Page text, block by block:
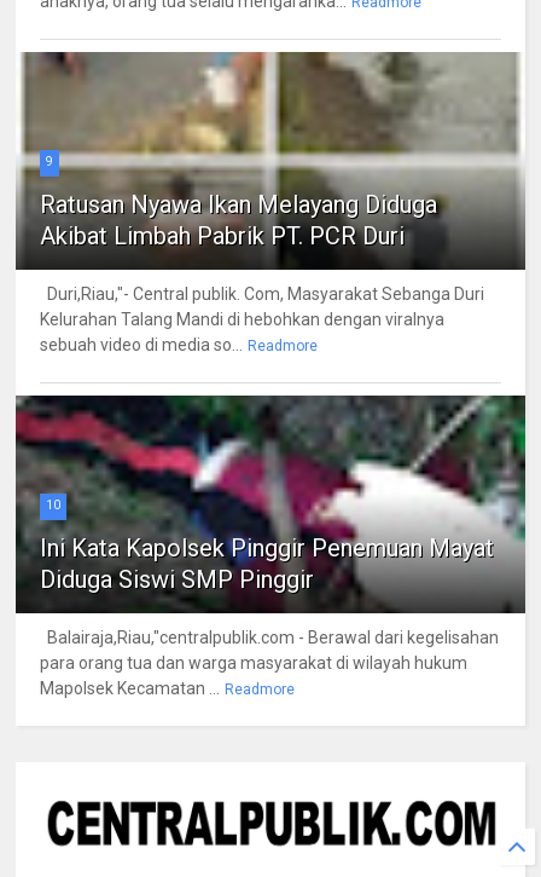
9
Ratusan Nyawa Ikan Melayang Diduga
Akibat Limbah Pabrik PT. PCR Duri
Duri,Riau,"- Central publik. Com, Masyarakat Sebanga Duri
Kelurahan Talang Mandi di hebohkan dengan viralnya
sebuah video di media so...
Readmore
10
Ini Kata Kapolsek Pinggir Penemuan Mayat
Diduga Siswi SMP Pinggir
Balairaja,Riau,"centralpublik.com - Berawal dari kegelisahan
para orang tua dan warga masyarakat di wilayah hukum
Mapolsek Kecamatan ...
Readmore